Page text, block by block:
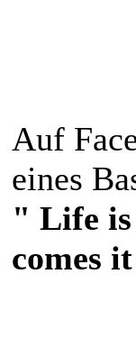
Auf
eines
" Life is
comes